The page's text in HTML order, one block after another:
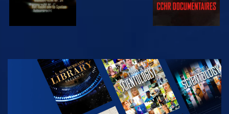
KIJK
VERKEN DE
SERIE